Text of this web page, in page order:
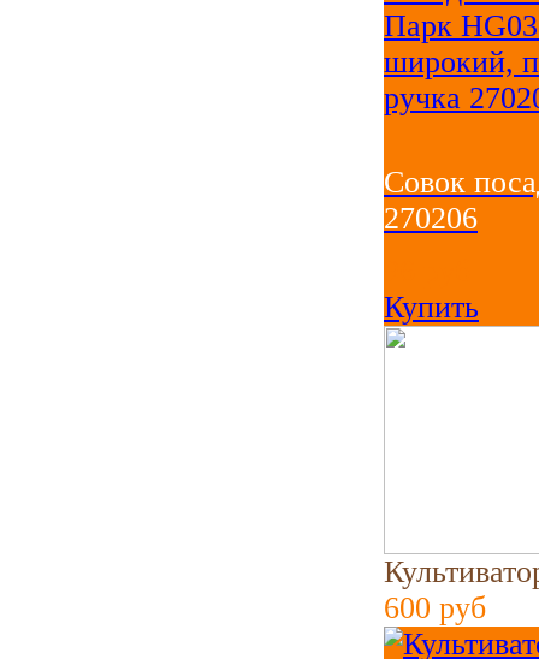
Совок
270206
Купить
600 руб